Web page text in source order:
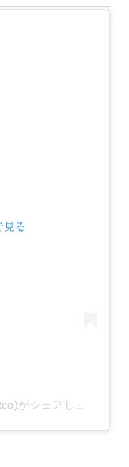
る
コストコ大好き あぴ ⸜❤︎⸝‍(@apii_costco)がシェアした投稿